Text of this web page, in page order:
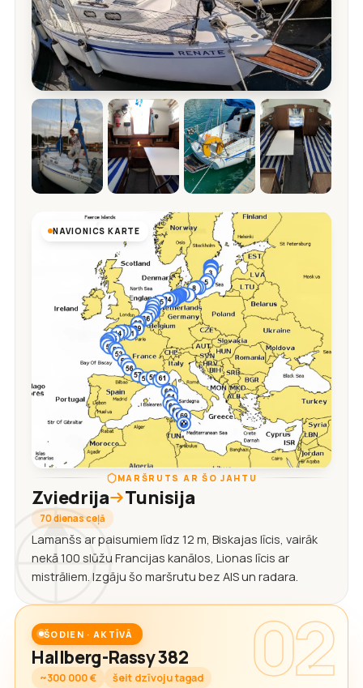
NAVIONICS KARTE
MARŠRUTS AR ŠO JAHTU
Zviedrija Tunisija
70 dienas ceļā
Lamanšs ar paisumiem līdz 12 m, Biskajas līcis, vairāk
nekā 100 slūžu Francijas kanālos, Lionas līcis ar
mistrāliem. Izgāju šo maršrutu bez AIS un radara.
02
ŠODIEN · AKTĪVĀ
Hallberg-Rassy 382
~300 000 € šeit dzīvoju tagad